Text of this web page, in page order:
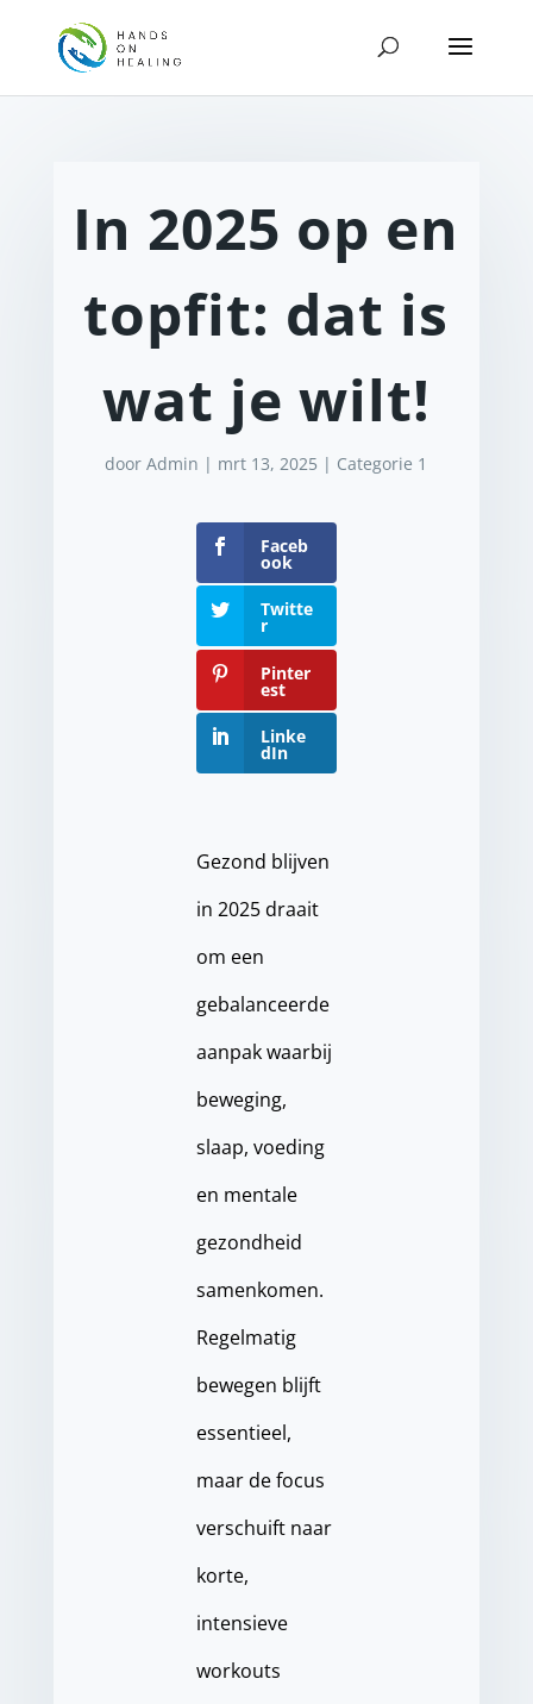
In 2025 op en
topfit: dat is
wat je wilt!
doorAdmin | mrt 13, 2025 | Categorie 1
Faceb
ook
Twitte
r
Pinter
est
Linke
dIn
Gezond blijven
in 2025 draait
om een
gebalanceerde
aanpak waarbij
beweging,
slaap, voeding
en mentale
gezondheid
samenkomen.
Regelmatig
bewegen blijft
essentieel,
maar de focus
verschuift naar
korte,
intensieve
workouts